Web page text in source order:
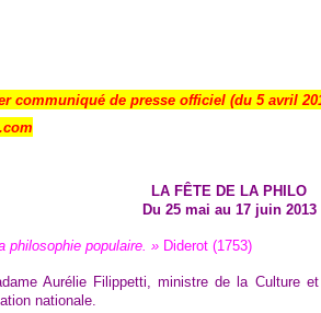
communiqué de presse officiel (du 5 avril
LA FÊTE DE LA PHILO
Du 25 mai au 17 juin 2013
philosophie populaire. » Diderot (1753)
Aurélie Filippetti, ministre de la Culture
nationale.